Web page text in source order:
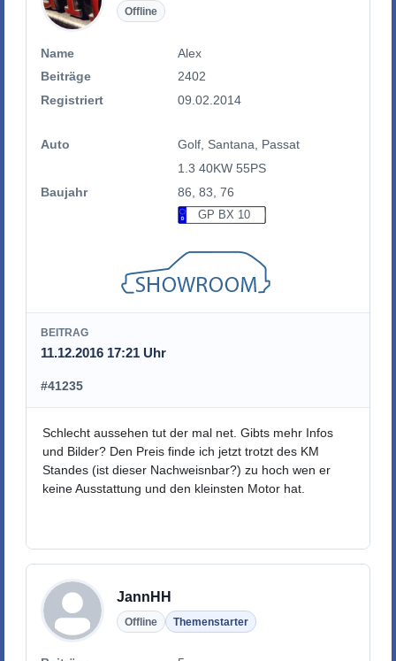
Offline
Name
Alex
Beiträge
2402
Registriert
09.02.2014
Auto
Golf, Santana, Passat
1.3 40KW 55PS
Baujahr
86, 83, 76
GP BX 10
BEITRAG
11.12.2016 17:21 Uhr
#41235
Schlecht aussehen tut der mal net. Gibts mehr Infos
und Bilder? Den Preis finde ich jetzt trotzt des KM
Standes (ist dieser Nachweisnbar?) zu hoch wen er
keine Ausstattung und den kleinsten Motor hat.
JannHH
Offline Themenstarter